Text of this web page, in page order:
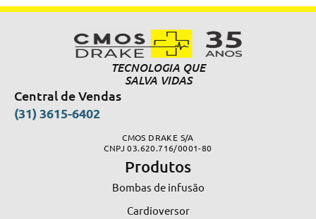
TECNOLOGIA QUE
SALVA VIDAS
Central de Vendas
(31) 3615-6402
CMOS DRAKE S/A
CNPJ 03.620.716/0001-80
Produtos
Bombas de infusão
Cardioversor